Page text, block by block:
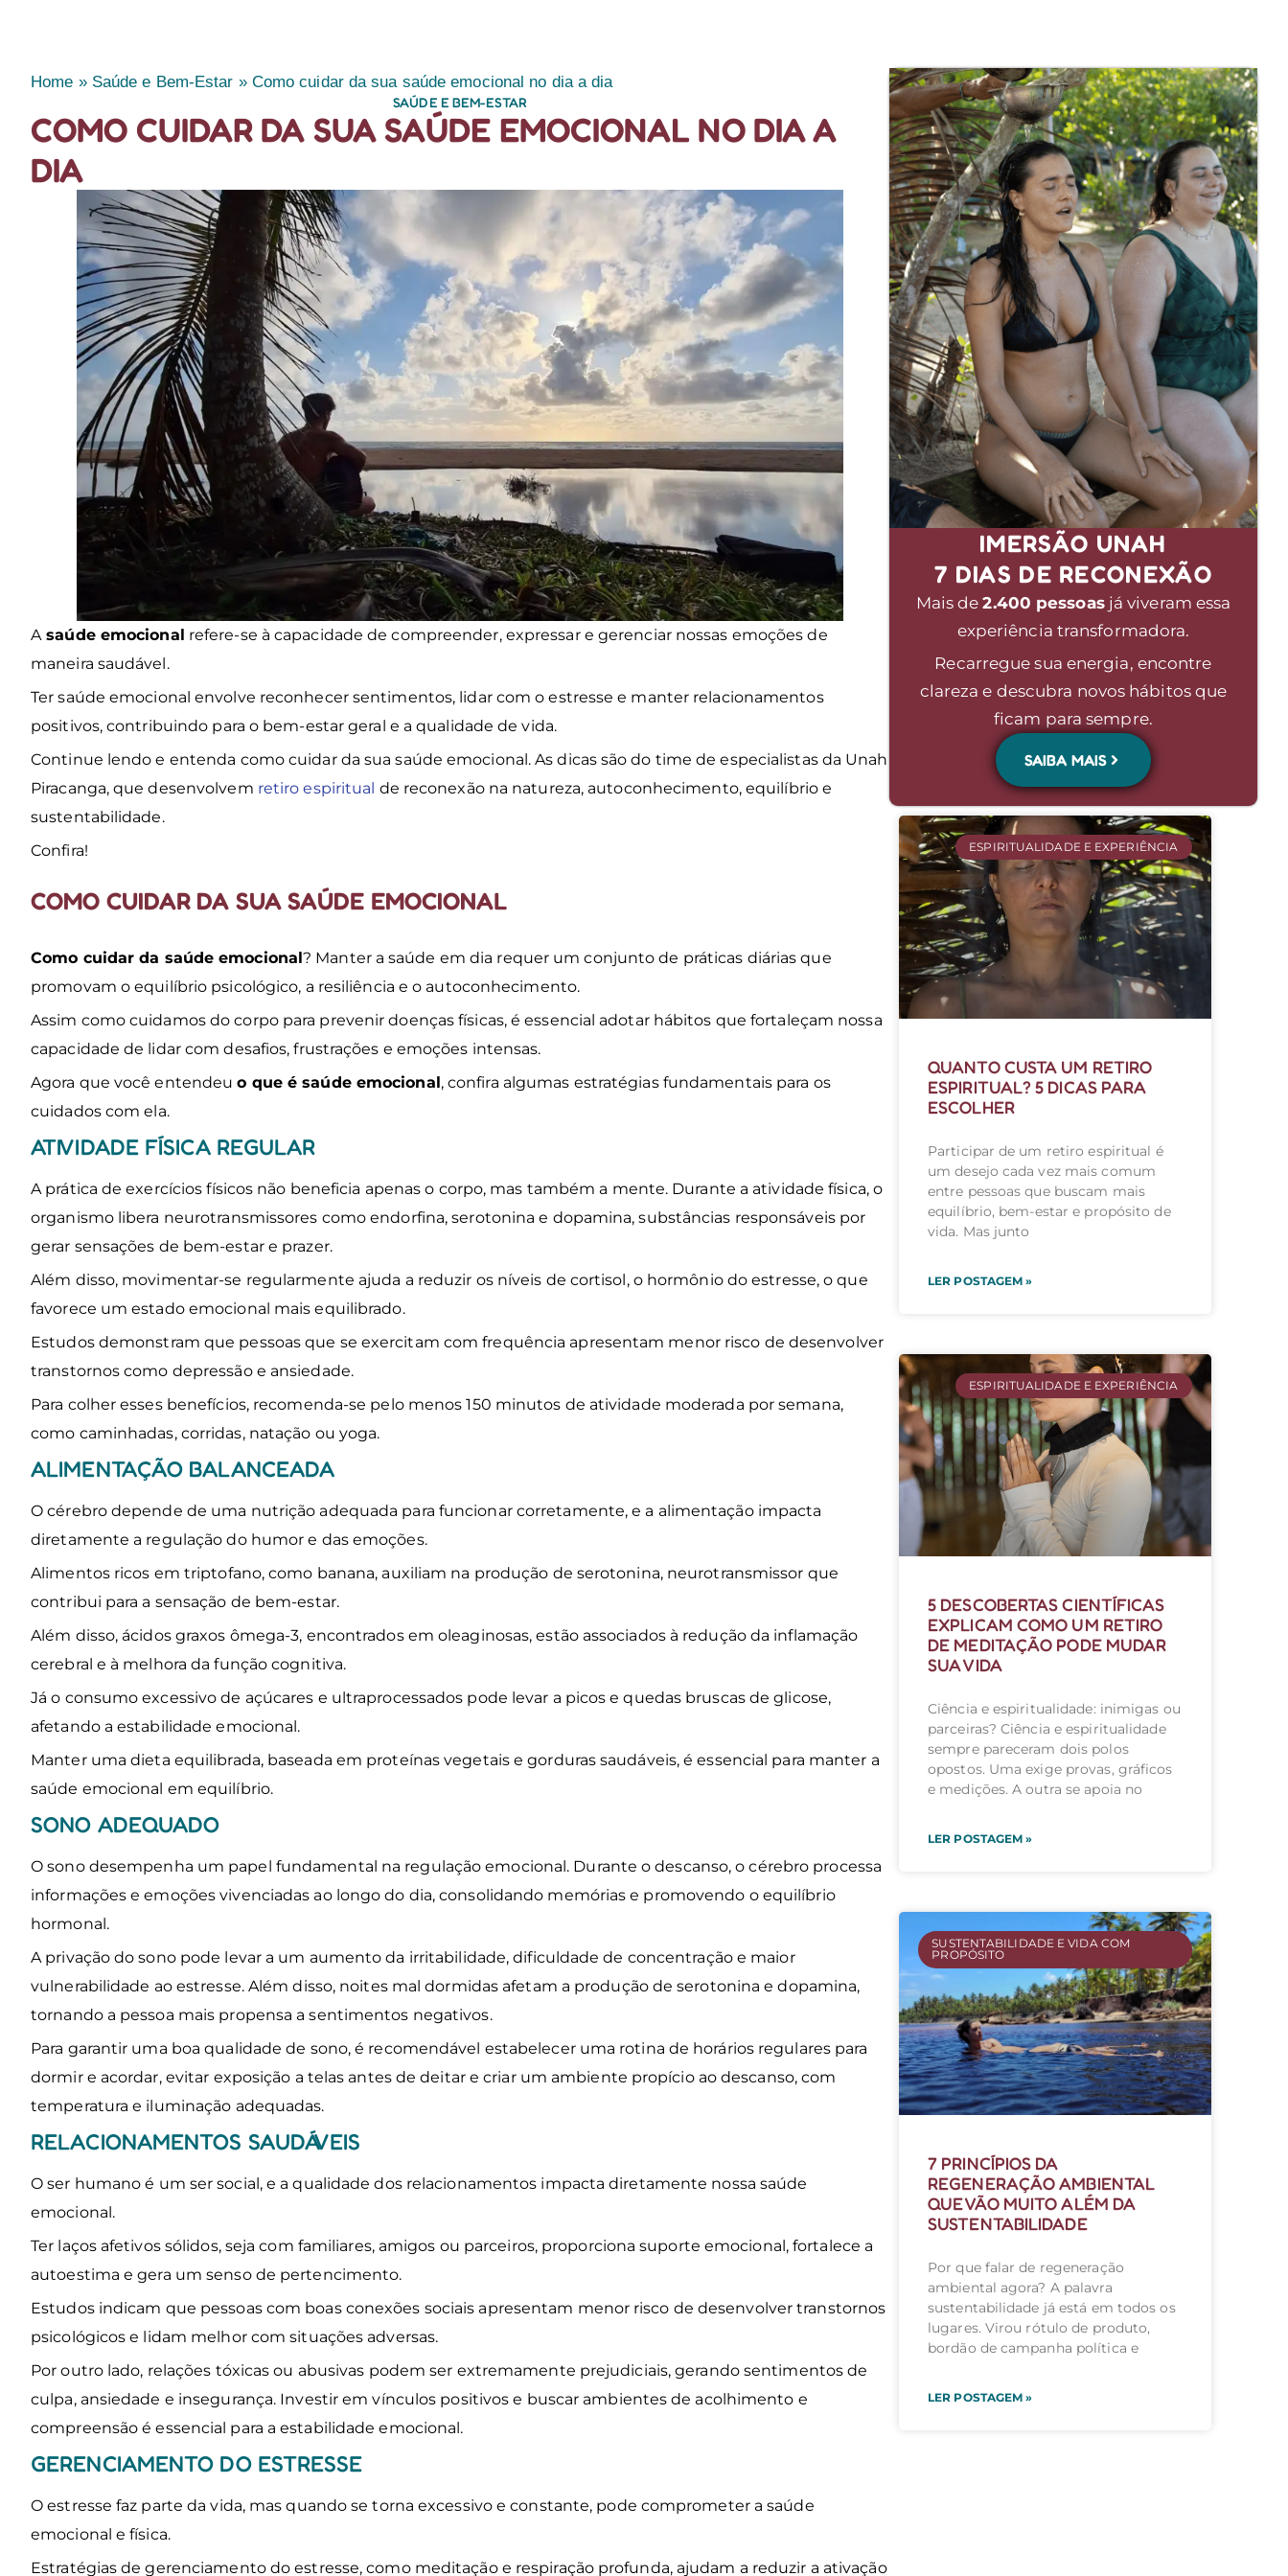
Home » Saúde e Bem-Estar » Como cuidar da sua saúde emocional no dia a dia
SAÚDE E BEM-ESTAR
COMO CUIDAR DA SUA SAÚDE EMOCIONAL NO DIA A
DIA
Asaúde emocional refere-se à capacidade de compreender, expressar e gerenciar nossas emoções de
maneira saudável.
Ter saúde emocional envolve reconhecer sentimentos, lidar com o estresse e manter relacionamentos
positivos, contribuindo para o bem-estar geral e a qualidade de vida.
Continue lendo e entenda como cuidar da sua saúde emocional. As dicas são do time de especialistas da Unah
Piracanga, que desenvolvem retiro espiritual de reconexão na natureza, autoconhecimento, equilíbrio e
sustentabilidade.
Confira!
COMO CUIDAR DA SUA SAÚDE EMOCIONAL
Como cuidar da saúde emocional​? Manter a saúde em dia requer um conjunto de práticas diárias que
promovam o equilíbrio psicológico, a resiliência e o autoconhecimento.
Assim como cuidamos do corpo para prevenir doenças físicas, é essencial adotar hábitos que fortaleçam nossa
capacidade de lidar com desafios, frustrações e emoções intensas.
Agora que você entendeuo que é saúde emocional​, confira algumas estratégias fundamentais para os
cuidados com ela.
ATIVIDADE FÍSICA REGULAR
A prática de exercícios físicos não beneficia apenas o corpo, mas também a mente. Durante a atividade física, o
organismo libera neurotransmissores como endorfina, serotonina e dopamina, substâncias responsáveis por
gerar sensações de bem-estar e prazer.
Além disso, movimentar-se regularmente ajuda a reduzir os níveis de cortisol, o hormônio do estresse, o que
favorece um estado emocional mais equilibrado.
Estudos demonstram que pessoas que se exercitam com frequência apresentam menor risco de desenvolver
transtornos como depressão e ansiedade.
Para colher esses benefícios, recomenda-se pelo menos 150 minutos de atividade moderada por semana,
como caminhadas, corridas, natação ou yoga.
ALIMENTAÇÃO BALANCEADA
O cérebro depende de uma nutrição adequada para funcionar corretamente, e a alimentação impacta
diretamente a regulação do humor e das emoções.
Alimentos ricos em triptofano, como banana, auxiliam na produção de serotonina, neurotransmissor que
contribui para a sensação de bem-estar.
Além disso, ácidos graxos ômega-3, encontrados em oleaginosas, estão associados à redução da inflamação
cerebral e à melhora da função cognitiva.
Já o consumo excessivo de açúcares e ultraprocessados pode levar a picos e quedas bruscas de glicose,
afetando a estabilidade emocional.
Manter uma dieta equilibrada, baseada em proteínas vegetais e gorduras saudáveis, é essencial para manter a
saúde emocional em equilíbrio.
SONO ADEQUADO
O sono desempenha um papel fundamental na regulação emocional. Durante o descanso, o cérebro processa
informações e emoções vivenciadas ao longo do dia, consolidando memórias e promovendo o equilíbrio
hormonal.
A privação do sono pode levar a um aumento da irritabilidade, dificuldade de concentração e maior
vulnerabilidade ao estresse. Além disso, noites mal dormidas afetam a produção de serotonina e dopamina,
tornando a pessoa mais propensa a sentimentos negativos.
Para garantir uma boa qualidade de sono, é recomendável estabelecer uma rotina de horários regulares para
dormir e acordar, evitar exposição a telas antes de deitar e criar um ambiente propício ao descanso, com
temperatura e iluminação adequadas.
RELACIONAMENTOS SAUDÁVEIS
O ser humano é um ser social, e a qualidade dos relacionamentos impacta diretamente nossa saúde
emocional.
Ter laços afetivos sólidos, seja com familiares, amigos ou parceiros, proporciona suporte emocional, fortalece a
autoestima e gera um senso de pertencimento.
Estudos indicam que pessoas com boas conexões sociais apresentam menor risco de desenvolver transtornos
psicológicos e lidam melhor com situações adversas.
Por outro lado, relações tóxicas ou abusivas podem ser extremamente prejudiciais, gerando sentimentos de
culpa, ansiedade e insegurança. Investir em vínculos positivos e buscar ambientes de acolhimento e
compreensão é essencial para a estabilidade emocional.
GERENCIAMENTO DO ESTRESSE
O estresse faz parte da vida, mas quando se torna excessivo e constante, pode comprometer a saúde
emocional e física.
Estratégias de gerenciamento do estresse, como meditação e respiração profunda, ajudam a reduzir a ativação
IMERSÃO UNAH
7 DIAS DE RECONEXÃO
Mais de2.400 pessoasjá viveram essa
experiência transformadora.
Recarregue sua energia, encontre
clareza e descubra novos hábitos que
ficam para sempre.
SAIBA MAIS
ESPIRITUALIDADE E EXPERIÊNCIA
QUANTO CUSTA UM RETIRO
ESPIRITUAL? 5 DICAS PARA
ESCOLHER
Participar de um retiro espiritual é
um desejo cada vez mais comum
entre pessoas que buscam mais
equilíbrio, bem-estar e propósito de
vida. Mas junto
LER POSTAGEM »
ESPIRITUALIDADE E EXPERIÊNCIA
5 DESCOBERTAS CIENTÍFICAS
EXPLICAM COMO UM RETIRO
DE MEDITAÇÃO PODE MUDAR
SUA VIDA
Ciência e espiritualidade: inimigas ou
parceiras? Ciência e espiritualidade
sempre pareceram dois polos
opostos. Uma exige provas, gráficos
e medições. A outra se apoia no
LER POSTAGEM »
SUSTENTABILIDADE E VIDA COM
PROPÓSITO
7 PRINCÍPIOS DA
REGENERAÇÃO AMBIENTAL
QUE VÃO MUITO ALÉM DA
SUSTENTABILIDADE
Por que falar de regeneração
ambiental agora? A palavra
sustentabilidade já está em todos os
lugares. Virou rótulo de produto,
bordão de campanha política e
LER POSTAGEM »